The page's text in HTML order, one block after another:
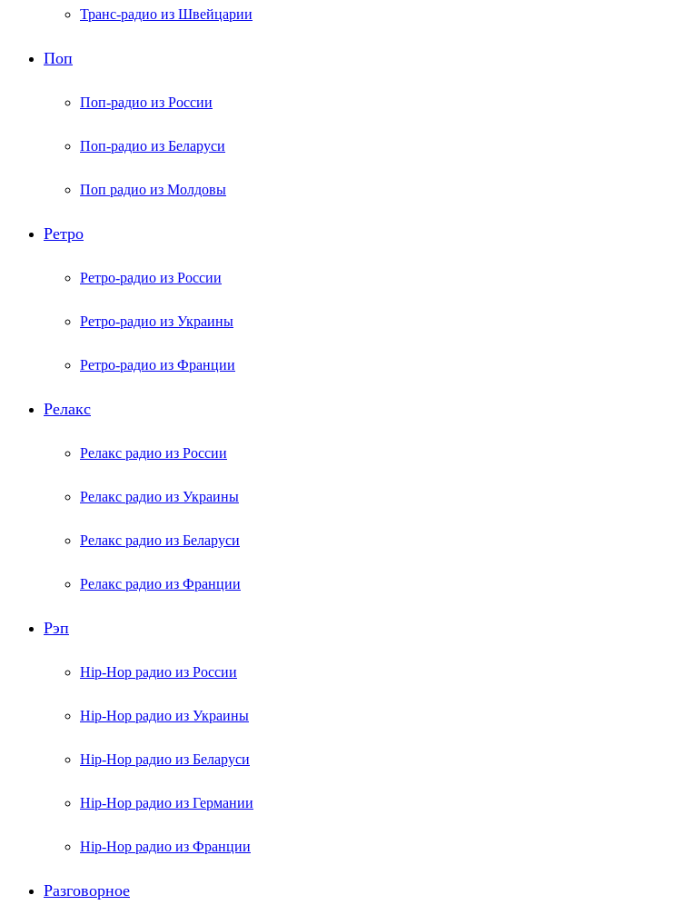
Транс-радио из Швейцарии
Поп
Поп-радио из России
Поп-радио из Беларуси
Поп радио из Молдовы
Ретро
Ретро-радио из России
Ретро-радио из Украины
Ретро-радио из Франции
Релакс
Релакс радио из России
Релакс радио из Украины
Релакс радио из Беларуси
Релакс радио из Франции
Рэп
Hip-Hop радио из России
Hip-Hop радио из Украины
Hip-Hop радио из Беларуси
Hip-Hop радио из Германии
Hip-Hop радио из Франции
Разговорное